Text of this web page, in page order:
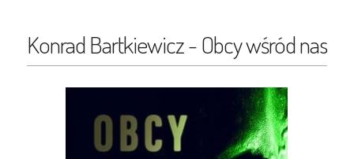
Konrad Bartkiewicz - Obcy wśród nas